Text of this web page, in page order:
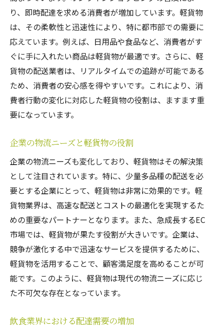
り、即時配達を求める消費者が増加しています。軽貨物
は、その柔軟性と迅速性により、特に都市部での需要に
応えています。例えば、日用品や食品など、消費者がす
ぐに手に入れたい商品は軽貨物が最適です。さらに、軽
貨物の配送業者は、リアルタイムでの追跡が可能である
ため、消費者の安心感を得やすいです。これにより、消
費者行動の変化に対応した軽貨物の役割は、ますます重
要になっています。
企業の物流ニーズと軽貨物の役割
企業の物流ニーズも変化しており、軽貨物はその解決策
として注目されています。特に、少量多品種の配送を必
要とする企業にとって、軽貨物は非常に効果的です。軽
貨物業界は、高速な配送とコストの最適化を実現するた
めの重要なパートナーとなります。また、急成長するEC
市場では、軽貨物が果たす役割が大きいです。企業は、
競争が激化する中で迅速なサービスを提供するために、
軽貨物を活用することで、顧客満足度を高めることが可
能です。このように、軽貨物は現代の物流ニーズに応じ
た不可欠な存在となっています。
飲食業界における配達需要の増加